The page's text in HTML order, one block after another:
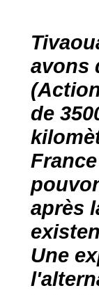
avons
de
après
Une